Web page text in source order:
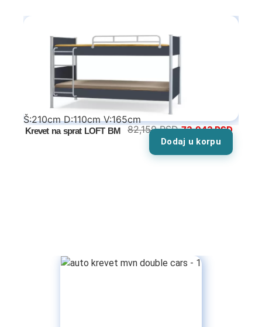
Š:210cm D:110cm V:165cm
Krevet na sprat LOFT BM 82,159RSD 73,943RSD
Dodaj u korpu